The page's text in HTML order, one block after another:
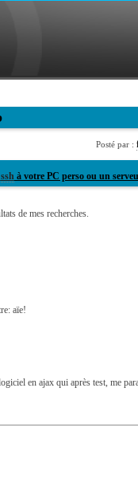
Posté par :
sshà votre PC perso ou un
de mes recherches.
aïe!
en ajax qui après test, me